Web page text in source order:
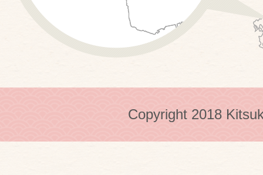
Copyright 2018